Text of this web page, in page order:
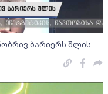
ბარიერს შლის